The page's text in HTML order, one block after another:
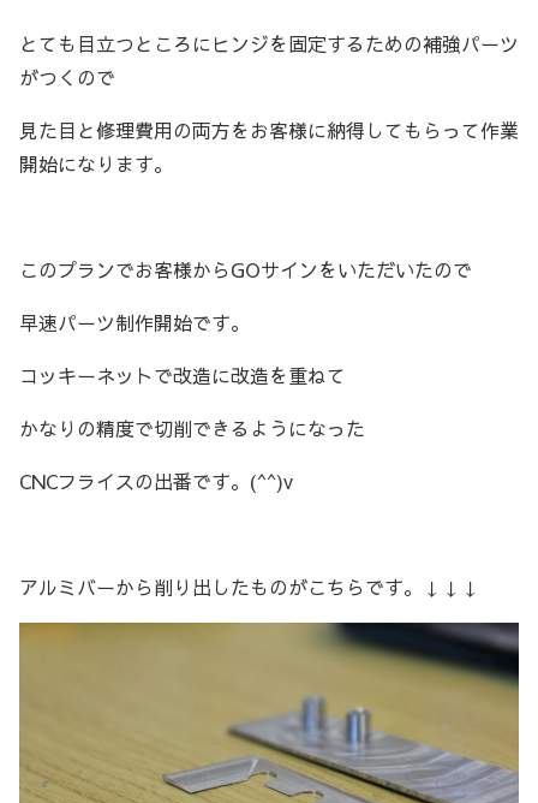
とても目立つところにヒンジを固定するための補強パーツ
がつくので
見た目と修理費用の両方をお客様に納得してもらって作業
開始になります。
このプランでお客様からGOサインをいただいたので
早速パーツ制作開始です。
コッキーネットで改造に改造を重ねて
かなりの精度で切削できるようになった
CNCフライスの出番です。(^^)v
アルミバーから削り出したものがこちらです。↓↓↓